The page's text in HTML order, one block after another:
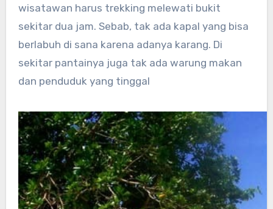
wisatawan harus trekking melewati bukit
sekitar dua jam. Sebab, tak ada kapal yang bisa
berlabuh di sana karena adanya karang. Di
sekitar pantainya juga tak ada warung makan
dan penduduk yang tinggal